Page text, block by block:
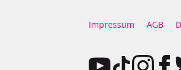
Impressum AGB